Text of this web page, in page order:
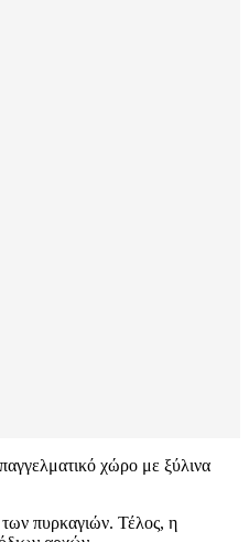
χώρο με ξύλινα
πυρκαγιών. Τέλος, η